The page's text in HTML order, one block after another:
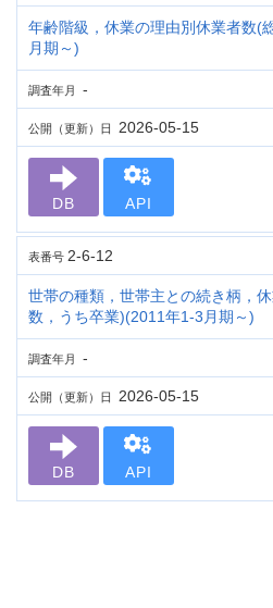
年齢階級，休業の理由別休業者数(
月期～)
調査年月 -
公開（更新）日 2026-05-15
DB API
表番号 2-6-12
世帯の種類，世帯主との続き柄，
数，うち卒業)(2011年1-3月期～)
調査年月 -
公開（更新）日 2026-05-15
DB API